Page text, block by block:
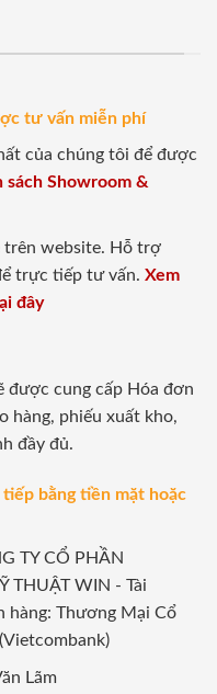
tư vấn miễn phí
của chúng tôi để được
sách Showroom &
website. Hỗ trợ
trực tiếp tư vấn. Xem
đây
được cung cấp Hóa đơn
hàng, phiếu xuất kho,
đầy đủ.
bằng tiền mặt hoặc
TY CỔ PHẦN
THUẬT WIN - Tài
hàng: Thương Mại Cổ
Lãm